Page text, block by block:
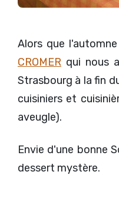
Alors que
CROMER qui nous
Strasbourg à la fin
cuisiniers et
aveugle).
Envie d'une bonne
dessert mystère.